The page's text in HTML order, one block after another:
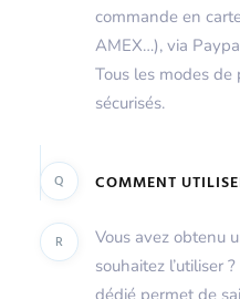
commande en
AMEX…), via
Tous les modes
sécurisés.
Q COMMENT
R
Vous avez obtenu
souhaitez l’utiliser
dédié permet de